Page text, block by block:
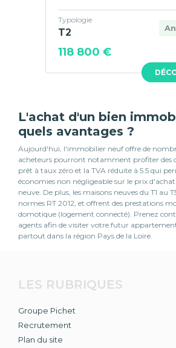
Typologie
T2
118 800 €
L'achat d'un bien
quels avantages ?
Aujourd'hui, l'immobilier neuf offre de
acheteurs pourront notamment profiter des
prêt à taux zéro et la TVA réduite à 5.5 qui
économies non négligeable sur le prix
neuve. De plus, les maisons neuves du T1 au
normes RT 2012, et offrent des prestations
domotique (logement connecté). Prenez
agents afin de visiter votre futur
partout dans la région Pays de la Loire.
LES RUBRIQUES
Groupe Pichet
Recrutement
Plan du site